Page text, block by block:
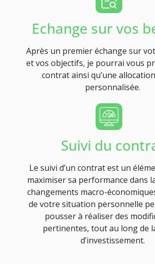
Echange sur vos
Après un premier échange sur
et vos objectifs, je pourrai vous
contrat ainsi qu’une
personnalisée.
Suivi du
Le suivi d’un contrat est un
maximiser sa performance dans
changements macro-
de votre situation personnelle
pousser à réaliser des
pertinentes, tout au long de
d’investissement.